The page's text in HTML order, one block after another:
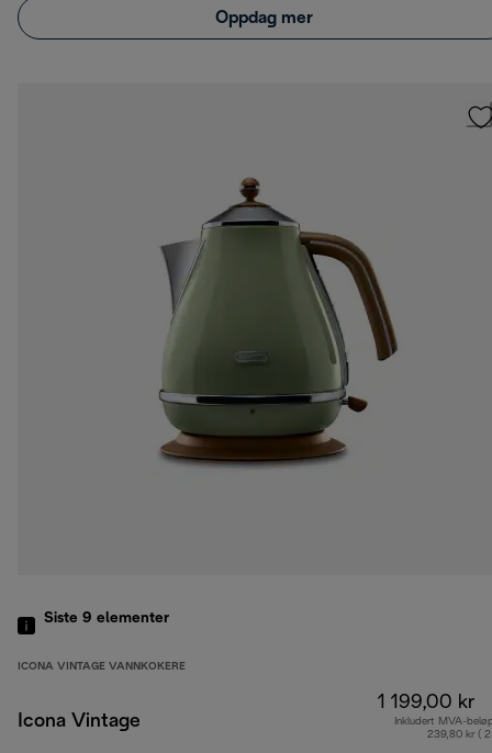
Oppdag mer
Siste 9 elementer
ICONA VINTAGE VANNKOKERE
Icona Vintage
1 199,00 kr
Inkludert MVA-
239,80 kr (